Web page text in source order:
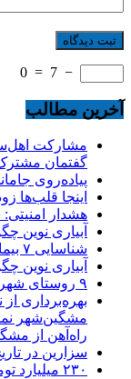
−
7
=
0
آخرین مطالب
مشارکت
گفتمان
پیاده‌روی
اینجا قلب‌ها
هشدار
آبیاری نوین
شناسایی ۷ بیمار مبتلا به سیاه‌سرفه در اردبیل
آبیاری نوین
۹ روستای شهرستان نمین دچار تنش آبی هستند
بهره‌برداری
مشگین‌شهر
راه‌آهن از
سزارین در
۲۳۰ میلیارد تومان برای تالار شهر اردبیل تأمین شد